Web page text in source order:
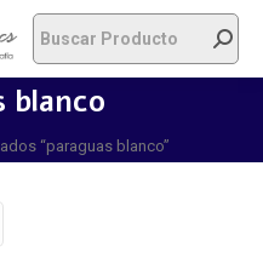
blanco
“paraguas blanco”